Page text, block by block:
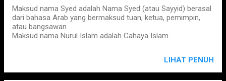
Maksud nama Syed adalah Nama Syed (atau Sayyid) berasal
dari bahasa Arab yang bermaksud tuan, ketua, pemimpin,
atau bangsawan
Maksud nama Nurul Islam adalah Cahaya Islam
LIHAT PENUH